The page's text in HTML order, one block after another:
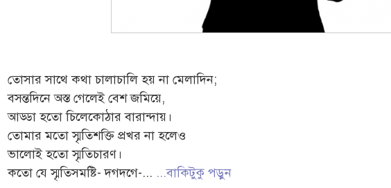
তোসার সাথে কথা চালাচালি হয় না মেলাদিন;
বসন্তদিনে অস্ত গেলেই বেশ জমিয়ে,
আড্ডা হতো চিলেকোঠার বারান্দায়।
তোমার মতো স্মৃতিশক্তি প্রখর না হলেও
ভালোই হতো স্মৃতিচারণ।
কতো যে স্মৃতিসমষ্টি- দগদগে-... ...বাকিটুকু পড়ুন